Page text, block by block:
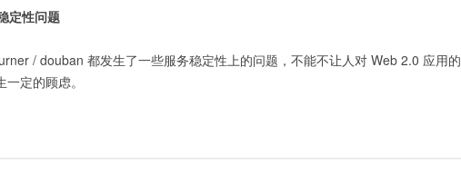
定性问题
/ douban 都发生了一些服务稳定性上的问题，不能不让人对 Web 2.0 应用的
定的顾虑。